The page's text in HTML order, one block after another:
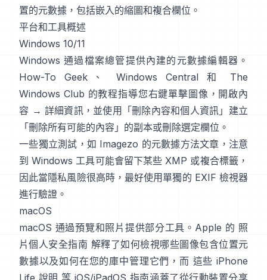
置的元數據，包括嵌入的縮圖和複合欄位。
平台和工具概述
Windows 10/11
Windows 通過檔案總管提供內建的元數據編輯器。
How-To Geek 、 Windows Central 和
The
Windows Club 的教程指導您右鍵單擊圖像，開啟內
容 → 詳細資訊，並使用「刪除內容和個人資訊」建立
「刪除所有可能的內容」的副本或刪除選定欄位。
一些獨立測試，如 Imagezo 的元數據方法文章 ，注意
到 Windows 工具可能會留下某些 XMP 或複合標籤，
因此當隱私風險很高時，最好使用單獨的 EXIF 檢視器
進行驗證。
macOS
macOS 通過預覽和照片提供部分工具。Apple 的 照
片個人安全指南 解釋了如何檢視哪些圖像包含位置元
數據以及如何在您的庫中管理它們，而 這些 iPhone
Life 說明 等 iOS/iPadOS 指南涵蓋了從行動裝置分享